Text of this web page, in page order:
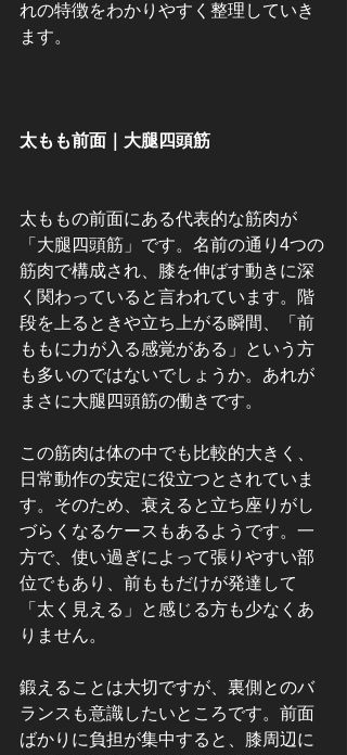
れの特徴をわかりやすく整理していき
ます。
太もも前面｜大腿四頭筋
太ももの前面にある代表的な筋肉が
「大腿四頭筋」です。名前の通り4つの
筋肉で構成され、膝を伸ばす動きに深
く関わっていると言われています。階
段を上るときや立ち上がる瞬間、「前
ももに力が入る感覚がある」という方
も多いのではないでしょうか。あれが
まさに大腿四頭筋の働きです。
この筋肉は体の中でも比較的大きく、
日常動作の安定に役立つとされていま
す。そのため、衰えると立ち座りがし
づらくなるケースもあるようです。一
方で、使い過ぎによって張りやすい部
位でもあり、前ももだけが発達して
「太く見える」と感じる方も少なくあ
りません。
鍛えることは大切ですが、裏側とのバ
ランスも意識したいところです。前面
ばかりに負担が集中すると、膝周辺に